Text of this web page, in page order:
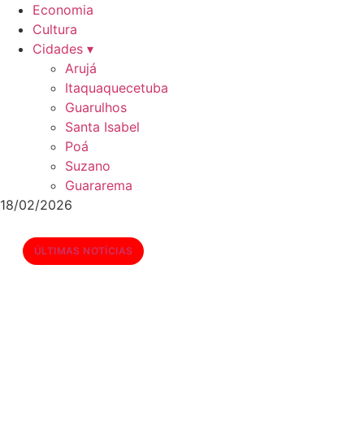
Economia
Cultura
Cidades ▾
Arujá
Itaquaquecetuba
Guarulhos
Santa Isabel
Poá
Suzano
Guararema
18/02/2026
ÚLTIMAS NOTÍCIAS